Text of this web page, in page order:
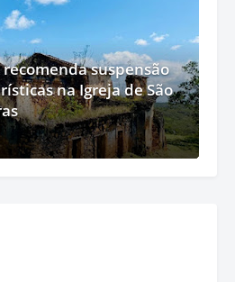
recomenda suspensão
na Igreja de São